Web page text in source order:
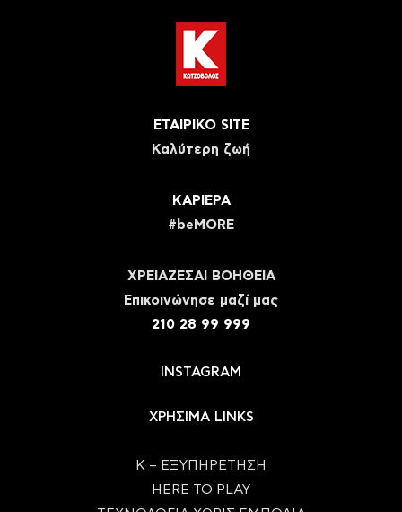
ΕΤΑΙΡΙΚΟ SITE
Καλύτερη ζωή
ΚΑΡΙΕΡΑ
#beMORE
ΧΡΕΙΑΖΕΣΑΙ ΒΟΗΘΕΙΑ
Eπικοινώνησε μαζί μας
210 28 99 999
INSTAGRAM
ΧΡΗΣΙΜΑ LINKS
Κ – ΕΞΥΠΗΡΕΤΗΣΗ
HERE TO PLAY